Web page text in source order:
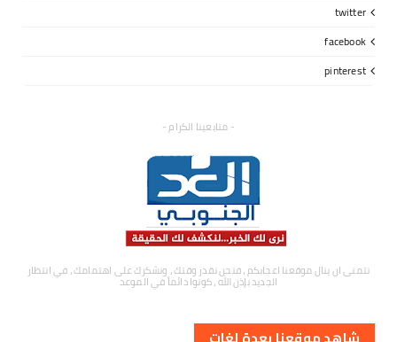
twitter
facebook
pinterest
- متابعينا الكرام -
نتمنى ان ينال موقعنا اعجابكم ، فنحن نقدر وقتك ، ونشكرك على اهتمامك ، في انتظار
الجديد بإذن الله ، كونوا دائماً في الموعد